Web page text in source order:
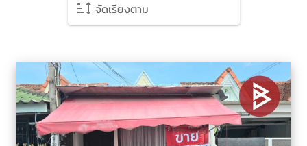
จัดเรียงตาม